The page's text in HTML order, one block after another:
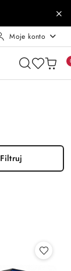
Moje konto
Filtruj